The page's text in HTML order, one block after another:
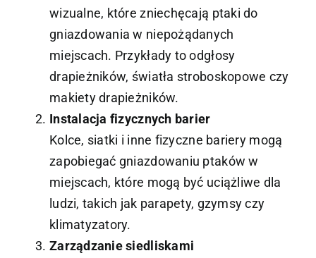
wizualne, które zniechęcają ptaki do
gniazdowania w niepożądanych
miejscach. Przykłady to odgłosy
drapieżników, światła stroboskopowe czy
makiety drapieżników.
Instalacja fizycznych barier
Kolce, siatki i inne fizyczne bariery mogą
zapobiegać gniazdowaniu ptaków w
miejscach, które mogą być uciążliwe dla
ludzi, takich jak parapety, gzymsy czy
klimatyzatory.
Zarządzanie siedliskami